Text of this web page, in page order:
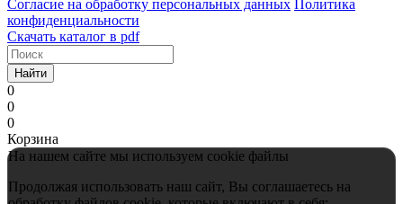
Согласие на обработку персональных данных Политика
конфиденциальности
Скачать каталог в pdf
Найти
0
0
0
Корзина
На нашем сайте мы используем cookie файлы
Продолжая использовать наш сайт, Вы соглашаетесь на